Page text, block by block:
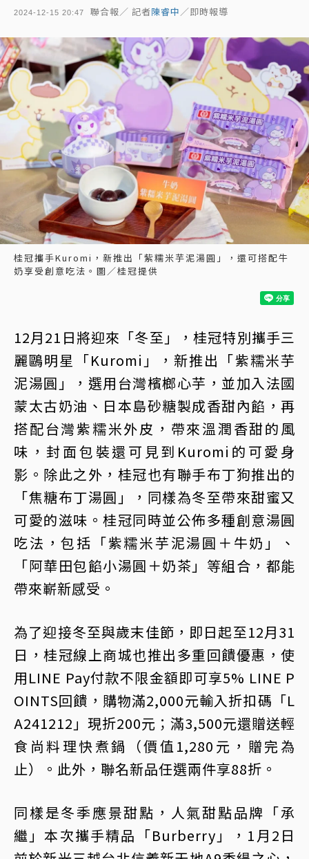
2024-12-15 20:47 聯合報／ 記者陳睿中／即時報導
桂冠攜手Kuromi，新推出「紫糯米芋泥湯圓」，還可搭配牛
奶享受創意吃法。圖／桂冠提供
12月21日將迎來「冬至」，桂冠特別攜手三
麗鷗明星「Kuromi」，新推出「紫糯米芋
泥湯圓」，選用台灣檳榔心芋，並加入法國
蒙太古奶油、日本島砂糖製成香甜內餡，再
搭配台灣紫糯米外皮，帶來溫潤香甜的風
味，封面包裝還可見到Kuromi的可愛身
影。除此之外，桂冠也有聯手布丁狗推出的
「焦糖布丁湯圓」，同樣為冬至帶來甜蜜又
可愛的滋味。桂冠同時並公佈多種創意湯圓
吃法，包括「紫糯米芋泥湯圓＋牛奶」、
「阿華田包餡小湯圓＋奶茶」等組合，都能
帶來嶄新感受。
為了迎接冬至與歲末佳節，即日起至12月31
日，桂冠線上商城也推出多重回饋優惠，使
用LINE Pay付款不限金額即可享5% LINE P
OINTS回饋，購物滿2,000元輸入折扣碼「L
A241212」現折200元；滿3,500元還贈送輕
食尚料理快煮鍋（價值1,280元，贈完為
止）。此外，聯名新品任選兩件享88折。
同樣是冬季應景甜點，人氣甜點品牌「承
繼」本次攜手精品「Burberry」，1月2日